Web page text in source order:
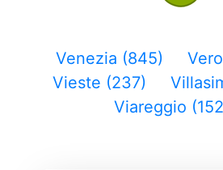
Venezia (845)
Vieste (237)
Viareggio